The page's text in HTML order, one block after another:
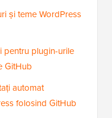
și teme WordPress
pentru plugin-urile
GitHub
automat
folosind GitHub